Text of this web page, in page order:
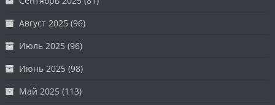
Август 2025 (96)
Июль 2025 (96)
Июнь 2025 (98)
Май 2025 (113)